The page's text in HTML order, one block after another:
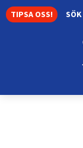
TIPSA OSS! SÖK